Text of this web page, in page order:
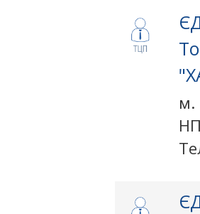
м.